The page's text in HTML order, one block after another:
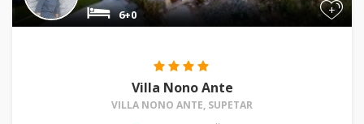
+
6+0
Villa Nono Ante
VILLA NONO ANTE, SUPETAR